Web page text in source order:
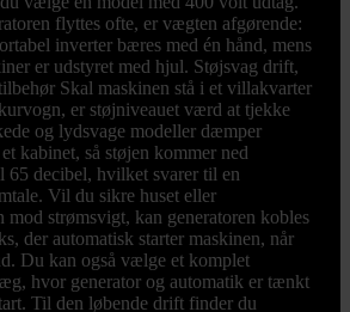
flyttes ofte, er vægten afgørende:
inverter bæres med én hånd, mens
er udstyret med hjul. Støjsvag drift,
Skal maskinen stå i et villakvarter
er støjniveauet værd at tjekke
og lydsvage modeller dæmper
kabinet, så støjen kommer ned
65 decibel, hvilket svarer til en
Vil du sikre huset eller
mod strømsvigt, kan generatoren kobles
der automatisk starter maskinen, når
Du kan også vælge et komplet
hvor generator og automatik er tænkt
Til den løbende drift finder du